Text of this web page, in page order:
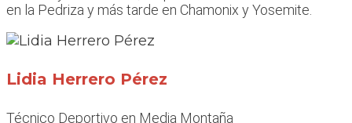
en la Pedriza y más tarde en Chamonix y Yosemite.
Lidia Herrero Pérez
Técnico Deportivo en Media Montaña